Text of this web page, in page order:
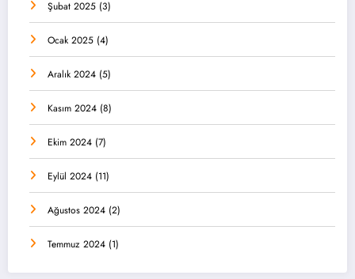
Şubat 2025 (3)
Ocak 2025 (4)
Aralık 2024 (5)
Kasım 2024 (8)
Ekim 2024 (7)
Eylül 2024 (11)
Ağustos 2024 (2)
Temmuz 2024 (1)